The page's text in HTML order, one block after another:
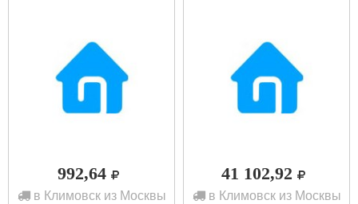
992,64
в Климовск из Москвы
41 102,92
в Климовск из Москвы